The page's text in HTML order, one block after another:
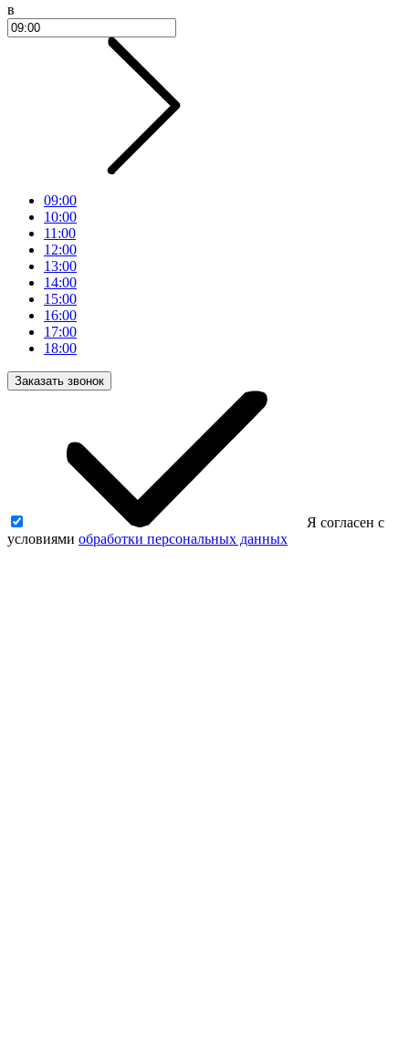
в
09:00
10:00
11:00
12:00
13:00
14:00
15:00
16:00
17:00
18:00
Заказать звонок
Я согласен с
условиями обработки персональных данных